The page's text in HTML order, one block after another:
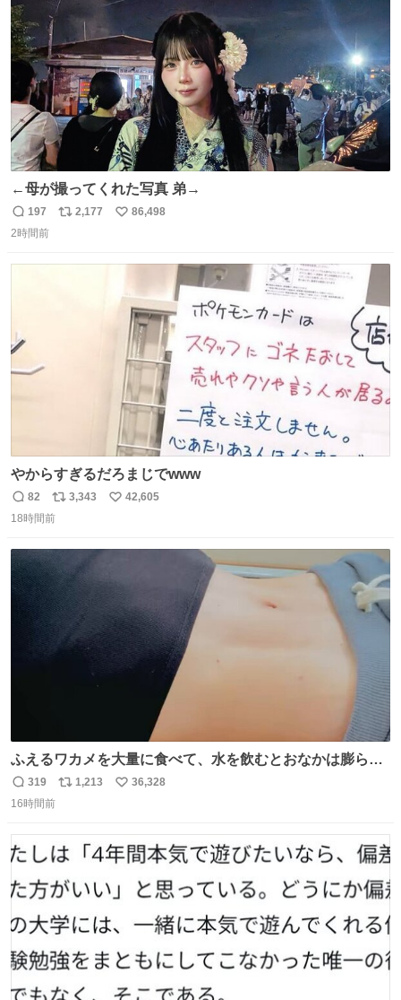
数
←母が撮ってくれた写真 弟→
返
信
197
リ
2,177
い
86,498
2時間前
やからすぎるだろまじでwww
返
信
82
リ
ポ
3,343
い
42,605
18時間前
ふえるワカメを大量に食べて、水を飲むとおなかは膨ら
む・・・・！？ ⚠️よい子は絶対マネしないでね⚠️ #夏休み
の自由研究
返
信
319
リ
ト
数
1,213
い
数
36,328
16時間前